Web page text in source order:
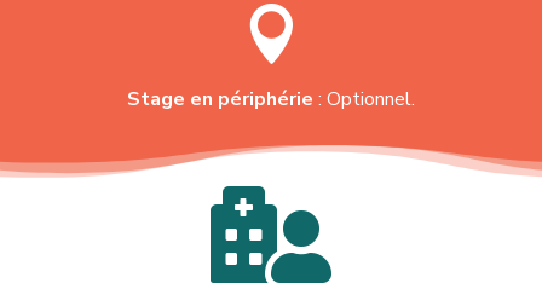

Stage en périphérie : Optionnel.
